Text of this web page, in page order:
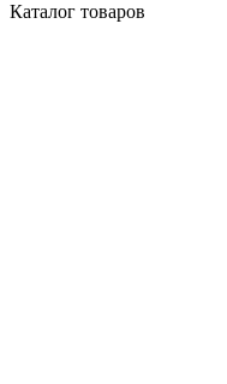
Каталог товаров